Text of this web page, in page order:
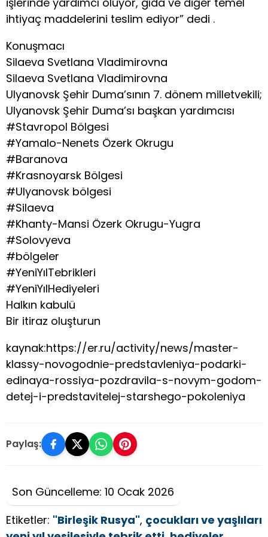
ihtiyaç maddelerini teslim ediyor” dedi .
Konuşmacı
Silaeva Svetlana Vladimirovna
Silaeva Svetlana Vladimirovna
Ulyanovsk Şehir Duma’sının 7. dönem milletvekili;
Ulyanovsk Şehir Duma’sı başkan yardımcısı
#Stavropol Bölgesi
#Yamalo-Nenets Özerk Okrugu
#Baranova
#Krasnoyarsk Bölgesi
#Ulyanovsk bölgesi
#Silaeva
#Khanty-Mansi Özerk Okrugu-Yugra
#Solovyeva
#bölgeler
#YeniYılTebrikleri
#YeniYılHediyeleri
Halkın kabulü
Bir itiraz oluşturun
kaynak:https://er.ru/activity/news/master-
klassy-novogodnie-predstavleniya-podarki-
edinaya-rossiya-pozdravila-s-novym-godom-
detej-i-predstavitelej-starshego-pokoleniya
Paylaş:
Son Güncelleme: 10 Ocak 2026
Etiketler: "Birleşik Rusya", çocukları ve yaşlıları